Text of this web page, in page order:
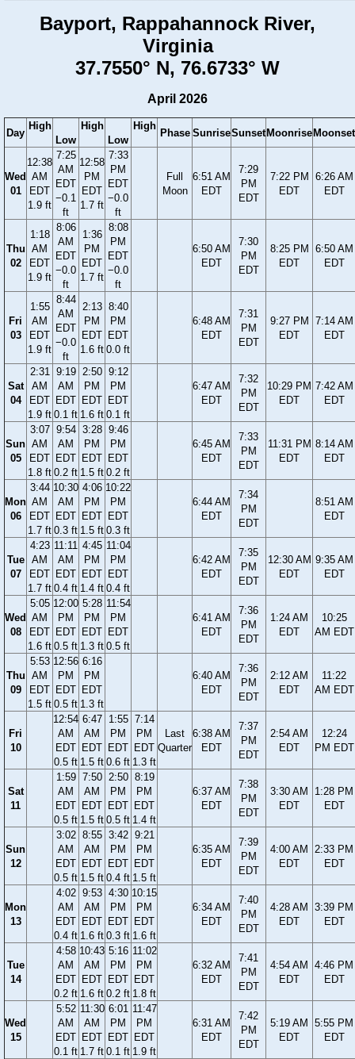
Bayport, Rappahannock River,
Virginia
37.7550° N, 76.6733° W
April 2026
Day
High
Low
High
Low
High
Phase SunriseSunsetMoonriseMoonset
Wed
01
12:38
AM
EDT
1.9 ft
7:25
AM
EDT
−0.1
ft
12:58
PM
EDT
1.7 ft
7:33
PM
EDT
−0.0
ft
Full
Moon
6:51 AM
EDT
7:29
PM
EDT
7:22 PM
EDT
6:26 AM
EDT
Thu
02
1:18
AM
EDT
1.9 ft
8:06
AM
EDT
−0.0
ft
1:36
PM
EDT
1.7 ft
8:08
PM
EDT
−0.0
ft
6:50 AM
EDT
7:30
PM
EDT
8:25 PM
EDT
6:50 AM
EDT
Fri
03
1:55
AM
EDT
1.9 ft
8:44
AM
EDT
−0.0
ft
2:13
PM
EDT
1.6 ft
8:40
PM
EDT
0.0 ft
6:48 AM
EDT
7:31
PM
EDT
9:27 PM
EDT
7:14 AM
EDT
Sat
04
2:31
AM
EDT
1.9 ft
9:19
AM
EDT
0.1 ft
2:50
PM
EDT
1.6 ft
9:12
PM
EDT
0.1 ft
6:47 AM
EDT
7:32
PM
EDT
10:29 PM
EDT
7:42 AM
EDT
Sun
05
3:07
AM
EDT
1.8 ft
9:54
AM
EDT
0.2 ft
3:28
PM
EDT
1.5 ft
9:46
PM
EDT
0.2 ft
6:45 AM
EDT
7:33
PM
EDT
11:31 PM
EDT
8:14 AM
EDT
Mon
06
3:44
AM
EDT
1.7 ft
10:30
AM
EDT
0.3 ft
4:06
PM
EDT
1.5 ft
10:22
PM
EDT
0.3 ft
6:44 AM
EDT
7:34
PM
EDT
8:51 AM
EDT
Tue
07
4:23
AM
EDT
1.7 ft
11:11
AM
EDT
0.4 ft
4:45
PM
EDT
1.4 ft
11:04
PM
EDT
0.4 ft
6:42 AM
EDT
7:35
PM
EDT
12:30 AM
EDT
9:35 AM
EDT
Wed
08
5:05
AM
EDT
1.6 ft
12:00
PM
EDT
0.5 ft
5:28
PM
EDT
1.3 ft
11:54
PM
EDT
0.5 ft
6:41 AM
EDT
7:36
PM
EDT
1:24 AM
EDT
10:25
AM EDT
Thu
09
5:53
AM
EDT
1.5 ft
12:56
PM
EDT
0.5 ft
6:16
PM
EDT
1.3 ft
6:40 AM
EDT
7:36
PM
EDT
2:12 AM
EDT
11:22
AM EDT
Fri
10
12:54
AM
EDT
0.5 ft
6:47
AM
EDT
1.5 ft
1:55
PM
EDT
0.6 ft
7:14
PM
EDT
1.3 ft
Last
Quarter
6:38 AM
EDT
7:37
PM
EDT
2:54 AM
EDT
12:24
PM EDT
Sat
11
1:59
AM
EDT
0.5 ft
7:50
AM
EDT
1.5 ft
2:50
PM
EDT
0.5 ft
8:19
PM
EDT
1.4 ft
6:37 AM
EDT
7:38
PM
EDT
3:30 AM
EDT
1:28 PM
EDT
Sun
12
3:02
AM
EDT
0.5 ft
8:55
AM
EDT
1.5 ft
3:42
PM
EDT
0.4 ft
9:21
PM
EDT
1.5 ft
6:35 AM
EDT
7:39
PM
EDT
4:00 AM
EDT
2:33 PM
EDT
Mon
13
4:02
AM
EDT
0.4 ft
9:53
AM
EDT
1.6 ft
4:30
PM
EDT
0.3 ft
10:15
PM
EDT
1.6 ft
6:34 AM
EDT
7:40
PM
EDT
4:28 AM
EDT
3:39 PM
EDT
Tue
14
4:58
AM
EDT
0.2 ft
10:43
AM
EDT
1.6 ft
5:16
PM
EDT
0.2 ft
11:02
PM
EDT
1.8 ft
6:32 AM
EDT
7:41
PM
EDT
4:54 AM
EDT
4:46 PM
EDT
Wed
15
5:52
AM
EDT
0.1 ft
11:30
AM
EDT
1.7 ft
6:01
PM
EDT
0.1 ft
11:47
PM
EDT
1.9 ft
6:31 AM
EDT
7:42
PM
EDT
5:19 AM
EDT
5:55 PM
EDT